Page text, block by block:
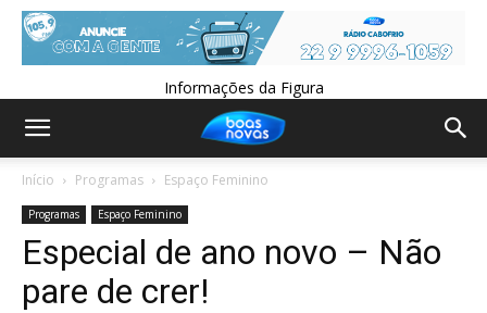
Informações da Figura
Início Programas Espaço Feminino
Programas Espaço Feminino
Especial de ano novo – Não
pare de crer!